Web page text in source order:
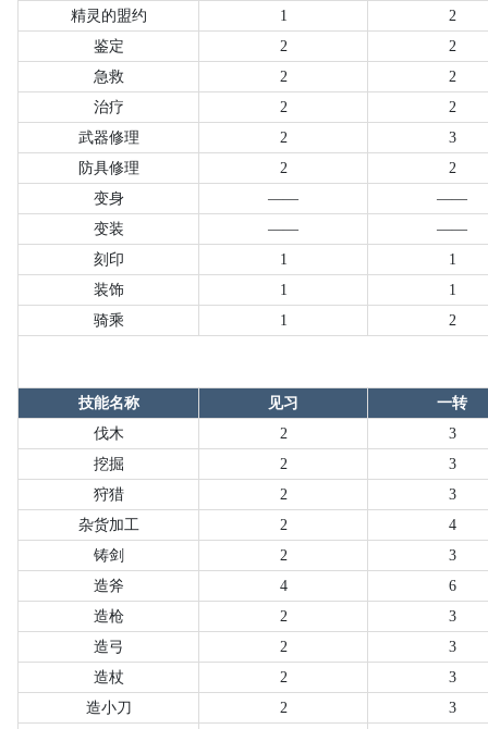
精灵的盟约
1
2
鉴定
2
2
急救
2
2
治疗
2
2
武器修理
2
3
防具修理
2
2
变身
——
——
变装
——
——
刻印
1
1
装饰
1
1
骑乘
1 2
技能名称 见习
一转
伐木
2
3
挖掘
2
3
狩猎
2
3
杂货加工
2
4
铸剑
2
3
造斧
4
6
造枪
2
3
造弓
2
3
造杖
2
3
造小刀
2
3